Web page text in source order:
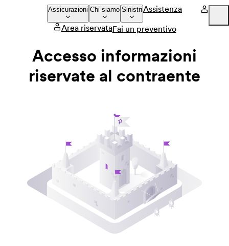
Press
Careers
Assicurazioni Chi siamo Sinistri Assistenza
Area riservataFai un preventivo
Accesso informazioni
riservate al contraente